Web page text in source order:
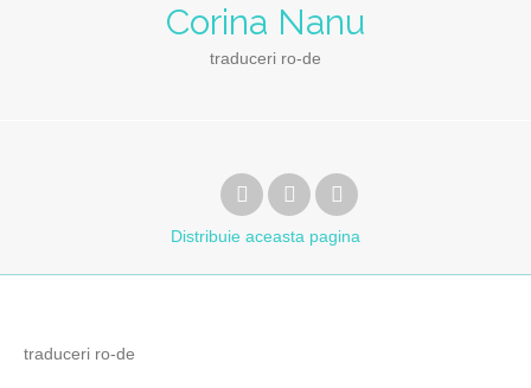
Corina Nanu
traduceri ro-de
Distribuie aceasta pagina
traduceri ro-de